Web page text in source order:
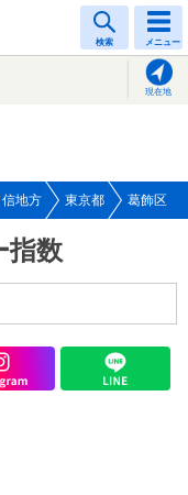
検索 メニュー
現在地
地方 東京都 葛飾区
指数